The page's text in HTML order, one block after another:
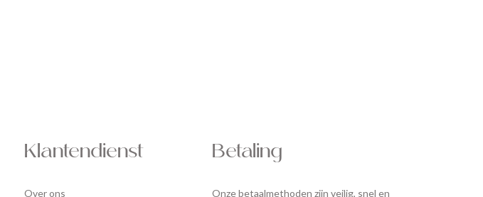
Klantendienst
Over ons
Betaling
Onze betaalmethoden zijn veilig, snel en